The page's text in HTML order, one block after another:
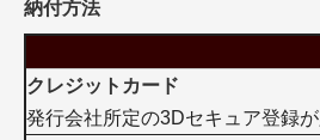
納付方法
クレジットカード
発行会社所定の3Dセキュア登録